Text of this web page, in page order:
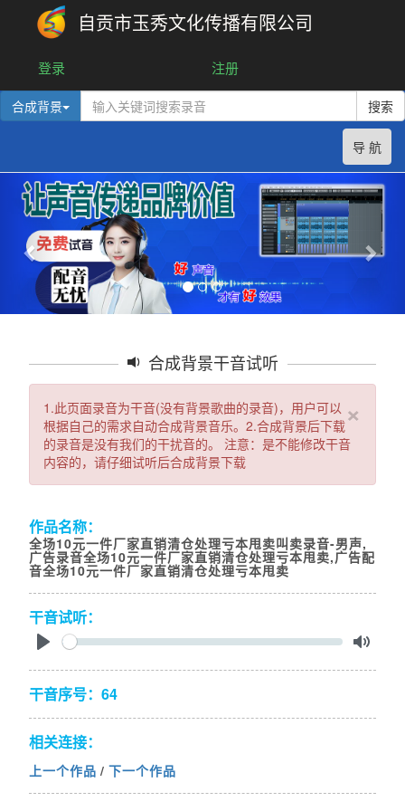
自贡市玉秀文化传播有限公司
登录 注册
合成背景 搜索
导 航
合成背景干音试听
×
1.此页面录音为干音(没有背景歌曲的录音)，用户可以
根据自己的需求自动合成背景音乐。2.合成背景后下载
的录音是没有我们的干扰音的。 注意：是不能修改干音
内容的，请仔细试听后合成背景下载
作品名称：
全场10元一件厂家直销清仓处理亏本甩卖叫卖录音-男声,
广告录音全场10元一件厂家直销清仓处理亏本甩卖,广告配
音全场10元一件厂家直销清仓处理亏本甩卖
干音试听：
Play
Seek
Mute
干音序号：64
相关连接：
上一个作品 / 下一个作品